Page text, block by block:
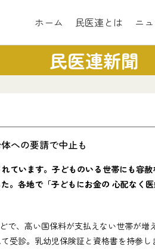
ホーム 民医連とは ニ
民医連新聞
への要請で中止も
ています。子どものいる世帯にも容
各地で「子どもにお金の 心配なく
、高い国保料が支払えない世帯が増
診。乳幼児保険証と資格書を持参し